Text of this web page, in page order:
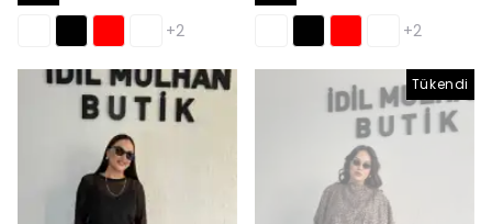
+2 +2
Tükendi